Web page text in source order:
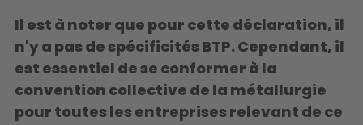
Il est à noter que pour cette déclaration, il
n'y a pas de spécificités BTP. Cependant, il
est essentiel de se conformer à la
convention collective de la métallurgie
pour toutes les entreprises relevant de ce